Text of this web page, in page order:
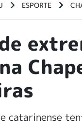
ESPORTE
catarinense